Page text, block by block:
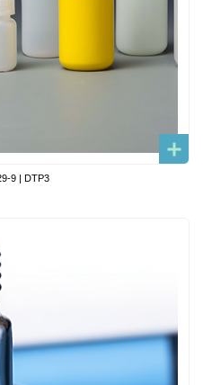
9 | DTP3